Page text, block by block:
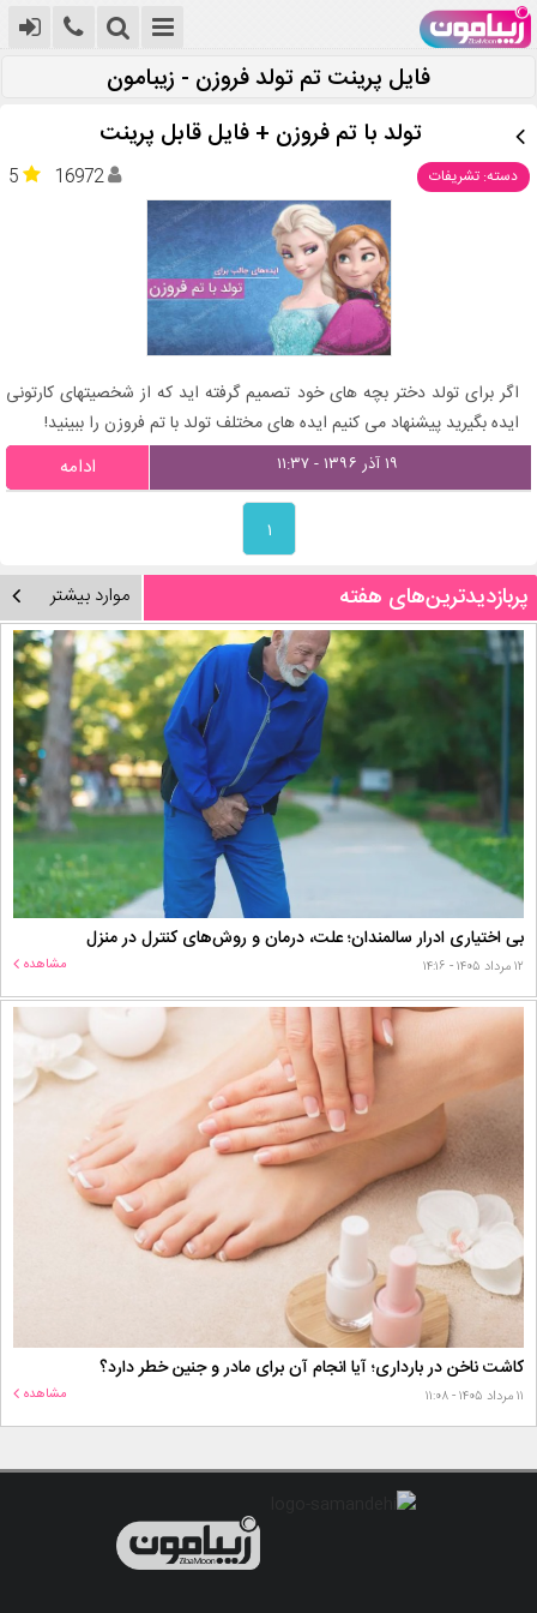
فایل پرینت تم تولد فروزن - زیبامون
تولد با تم فروزن + فایل قابل پرینت
دسته: تشریفات 5 16972
اگر برای تولد دختر بچه های خود تصمیم گرفته اید که از شخصیتهای کارتونی
ایده بگیرید پیشنهاد می کنیم ایده های مختلف تولد با تم فروزن را ببینید!
۱۹ آذر ۱۳۹۶ - ۱۱:۳۷ ادامه
۱
پربازدیدترین‌های هفته موارد بیشتر
بی اختیاری ادرار سالمندان؛ علت، درمان و روش‌های کنترل در منزل
۱۲ مرداد ۱۴۰۵ - ۱۴:۱۶ مشاهده
کاشت ناخن در بارداری؛ آیا انجام آن برای مادر و جنین خطر دارد؟
۱۱ مرداد ۱۴۰۵ - ۱۱:۰۸ مشاهده